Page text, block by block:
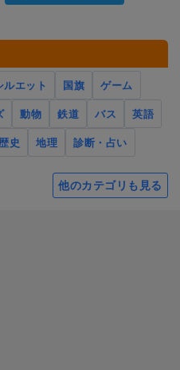
ルエット 国旗
ゲーム
動物 鉄道 バス
英語
史 地理 診断・占い
他のカテゴリも見る